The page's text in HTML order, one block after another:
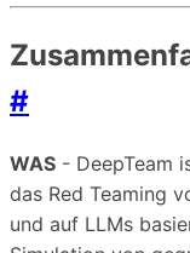
#
WAS - DeepTeam
das Red Teaming
und auf LLMs